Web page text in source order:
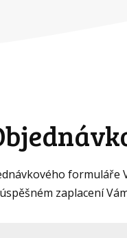
formuláře
zaplacení